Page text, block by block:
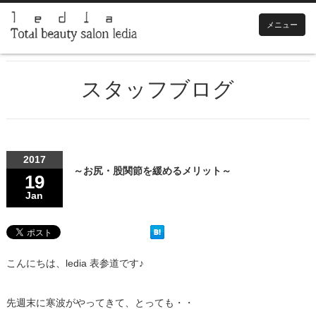
メニュー
スタッフブログ
2017
19
Jan
～お尻・股関節を緩めるメリット～
こんにちは、ledia 表参道です♪
先週末に寒波がやってきて、とっても・・